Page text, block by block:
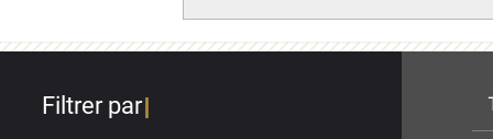
Filtrer par